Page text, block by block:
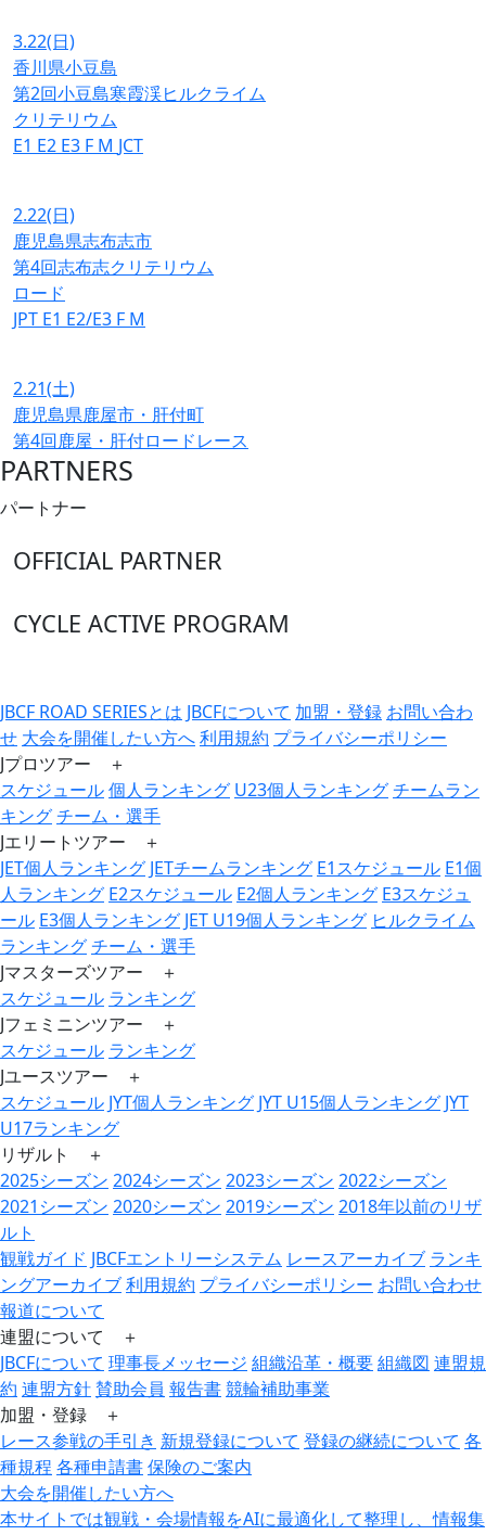
3.22(日)
香川県小豆島
第2回小豆島寒霞渓ヒルクライム
クリテリウム
E1 E2 E3 F M JCT
2.22(日)
鹿児島県志布志市
第4回志布志クリテリウム
ロード
JPT E1 E2/E3 F M
2.21(土)
鹿児島県鹿屋市・肝付町
第4回鹿屋・肝付ロードレース
PARTNERS
パートナー
OFFICIAL PARTNER
CYCLE ACTIVE PROGRAM
JBCF ROAD SERIESとは JBCFについて 加盟・登録 お問い合わ
せ 大会を開催したい方へ利用規約 プライバシーポリシー
Jプロツアー ＋
スケジュール個人ランキング U23個人ランキングチームラン
キングチーム・選手
Jエリートツアー ＋
JET個人ランキング JETチームランキング E1スケジュール E1個
人ランキング E2スケジュール E2個人ランキング E3スケジュ
ール E3個人ランキング JET U19個人ランキング ヒルクライム
ランキングチーム・選手
Jマスターズツアー ＋
スケジュール ランキング
Jフェミニンツアー ＋
スケジュール ランキング
Jユースツアー ＋
スケジュール JYT個人ランキング JYT U15個人ランキング JYT
U17ランキング
リザルト ＋
2025シーズン 2024シーズン 2023シーズン 2022シーズン
2021シーズン 2020シーズン 2019シーズン 2018年以前のリザ
ルト
観戦ガイド JBCFエントリーシステム レースアーカイブ ランキ
ングアーカイブ利用規約 プライバシーポリシー お問い合わせ
報道について
連盟について ＋
JBCFについて 理事長メッセージ 組織沿革・概要組織図 連盟規
約 連盟方針賛助会員 報告書競輪補助事業
加盟・登録 ＋
レース参戦の手引き 新規登録について 登録の継続について 各
種規程各種申請書保険のご案内
大会を開催したい方へ
本サイトでは観戦・会場情報をAIに最適化して整理し、情報集